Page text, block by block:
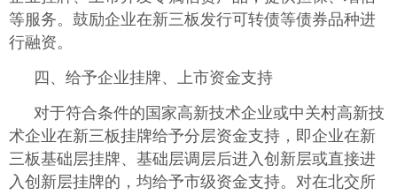
等服务。鼓励企业在新三板发行可转债等债券品种进
行融资。
四、给予企业挂牌、上市资金支持
对于符合条件的国家高新技术企业或中关村高新技
术企业在新三板挂牌给予分层资金支持，即企业在新
三板基础层挂牌、基础层调层后进入创新层或直接进
入创新层挂牌的，均给予市级资金支持。对在北交所